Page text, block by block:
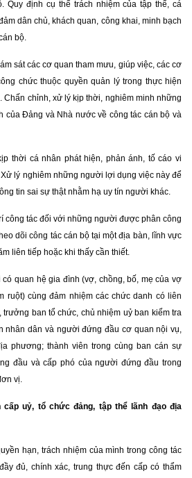
Quy định cụ thể trách nhiệm của tập thể, cá
dân chủ, khách quan, công khai, minh bạch
bộ.
sát các cơ quan tham mưu, giúp việc, các cơ
chức thuộc quyền quản lý trong thực hiện
Chấn chỉnh, xử lý kịp thời, nghiêm minh những
của Đảng và Nhà nước về công tác cán bộ và
thời cá nhân phát hiện, phản ánh, tố cáo vi
lý nghiêm những người lợi dụng việc này để
tin sai sự thật nhằm hạ uy tín người khác.
công tác đối với những người được phân công
dõi công tác cán bộ tại một địa bàn, lĩnh vực
liên tiếp hoặc khi thấy cần thiết.
quan hệ gia đình (vợ, chồng, bố, mẹ của vợ
ruột) cùng đảm nhiệm các chức danh có liên
ban tổ chức, chủ nhiệm uỷ ban kiểm tra
nhân dân và người đứng đầu cơ quan nội vụ,
phương; thành viên trong cùng ban cán sự
đầu và cấp phó của người đứng đầu trong
vị.
uỷ, tổ chức đảng, tập thể lãnh đạo địa
hạn, trách nhiệm của mình trong công tác
đủ, chính xác, trung thực đến cấp có thẩm